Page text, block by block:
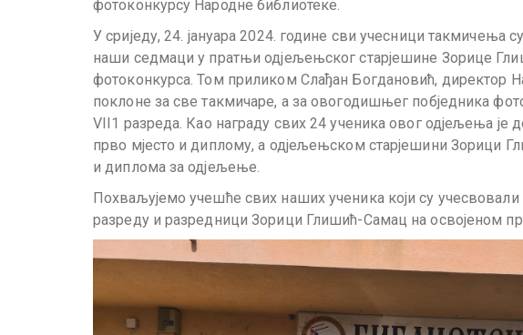
фотоконкурсу Народне библиотеке.
Усриједу, 24. јануара 2024. године сви учесници такмичења
наши седмаци у пратњи одјељењског старјешине Зорице
фотоконкурса. Том приликом Слађан Богдановић, директор
поклоне за све такмичаре, а за овогодишњег побједника
VII1 разреда. Као награду свих 24 ученика овог одјељења је
прво мјесто и диплому, а одјељењском старјешини Зорици
и диплома за одјељење.
Похваљујемо учешће свих наших ученика који су
разреду и разредници Зорици Глишић-Самац на освојеном